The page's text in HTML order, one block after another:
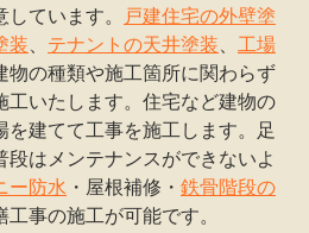
ています。
戸建住宅の外壁塗
装 テナントの天井塗装
工場
物の種類や施工箇所に関わらず
工いたします。住宅など建物の
を建てて工事を施工します。足
はメンテナンスができないよ
ー防水 ・屋根補修・ 鉄骨階段の
事の施工が可能です。